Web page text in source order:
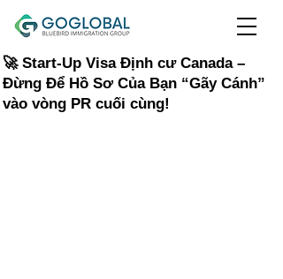
🚀 Start-Up Visa Định cư Canada –
Đừng Để Hồ Sơ Của Bạn “Gãy Cánh”
vào vòng PR cuối cùng!